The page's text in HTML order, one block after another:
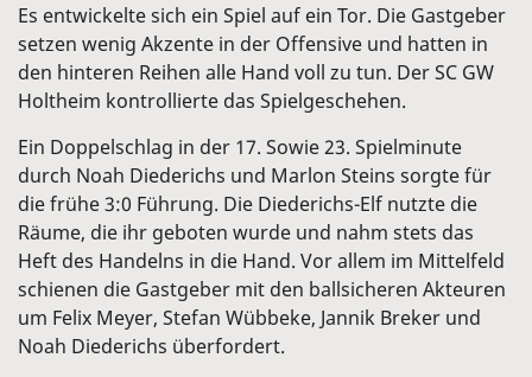
Es entwickelte sich ein Spiel auf ein Tor. Die Gastgeber
setzen wenig Akzente in der Offensive und hatten in
den hinteren Reihen alle Hand voll zu tun. Der SC GW
Holtheim kontrollierte das Spielgeschehen.
Ein Doppelschlag in der 17. Sowie 23. Spielminute
durch Noah Diederichs und Marlon Steins sorgte für
die frühe 3:0 Führung. Die Diederichs-Elf nutzte die
Räume, die ihr geboten wurde und nahm stets das
Heft des Handelns in die Hand. Vor allem im Mittelfeld
schienen die Gastgeber mit den ballsicheren Akteuren
um Felix Meyer, Stefan Wübbeke, Jannik Breker und
Noah Diederichs überfordert.